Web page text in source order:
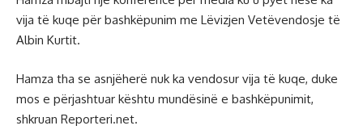
vija të kuqe për bashkëpunim me Lëvizjen Vetëvendosje të
Albin Kurtit.
Hamza tha se asnjëherë nuk ka vendosur vija të kuqe, duke
mos e përjashtuar kështu mundësinë e bashkëpunimit,
shkruan Reporteri.net.